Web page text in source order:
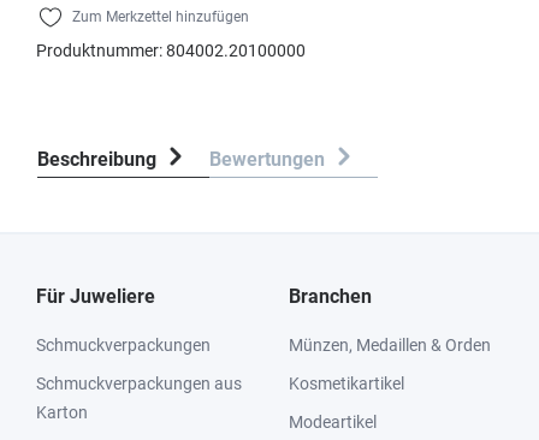
Zum Merkzettel hinzufügen
Produktnummer:804002.20100000
Beschreibung Bewertungen
Für Juweliere
Schmuckverpackungen
Schmuckverpackungen aus
Karton
Branchen
Münzen, Medaillen & Orden
Kosmetikartikel
Modeartikel